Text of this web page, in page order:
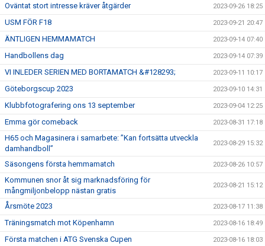
Oväntat stort intresse kräver åtgärder 2023-09-26 18:25
USM FÖR F18 2023-09-21 20:47
ÄNTLIGEN HEMMAMATCH 2023-09-14 07:40
Handbollens dag 2023-09-14 07:39
VI INLEDER SERIEN MED BORTAMATCH &#128293; 2023-09-11 10:17
Göteborgscup 2023 2023-09-10 14:31
Klubbfotografering ons 13 september 2023-09-04 12:25
Emma gör comeback 2023-08-31 17:18
H65 och Magasinera i samarbete: ”Kan fortsätta utveckla
damhandboll”
2023-08-29 15:32
Säsongens första hemmamatch 2023-08-26 10:57
Kommunen snor åt sig marknadsföring för
mångmiljonbelopp nästan gratis
2023-08-21 15:12
Årsmöte 2023 2023-08-17 11:38
Träningsmatch mot Köpenhamn 2023-08-16 18:49
Första matchen i ATG Svenska Cupen 2023-08-16 18:03